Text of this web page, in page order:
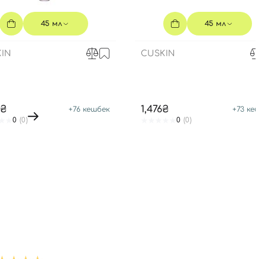
45 мл
+76 кешбек
0 (0)
45 мл
CUSKIN
1,476₴ +73
0 (0)